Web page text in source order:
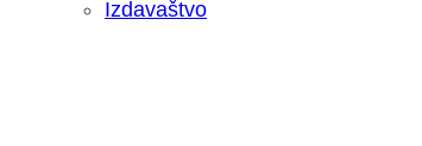
Izdavaštvo